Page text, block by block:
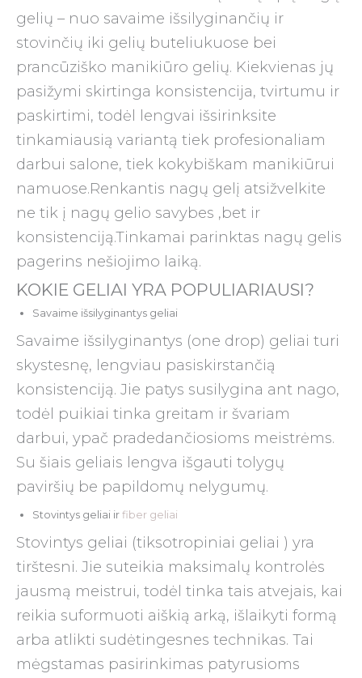
gelių – nuo savaime išsilyginančių ir
stovinčių iki gelių buteliukuose bei
prancūziško manikiūro gelių. Kiekvienas jų
pasižymi skirtinga konsistencija, tvirtumu ir
paskirtimi, todėl lengvai išsirinksite
tinkamiausią variantą tiek profesionaliam
darbui salone, tiek kokybiškam manikiūrui
namuose.Renkantis nagų gelį atsižvelkite
ne tik į nagų gelio savybes ,bet ir
konsistenciją.Tinkamai parinktas nagų gelis
pagerins nešiojimo laiką.
KOKIE GELIAI YRA POPULIARIAUSI?
Savaime išsilyginantys geliai
Savaime išsilyginantys (one drop) geliai turi
skystesnę, lengviau pasiskirstančią
konsistenciją. Jie patys susilygina ant nago,
todėl puikiai tinka greitam ir švariam
darbui, ypač pradedančiosioms meistrėms.
Su šiais geliais lengva išgauti tolygų
paviršių be papildomų nelygumų.
Stovintys geliai ir fiber geliai
Stovintys geliai (tiksotropiniai geliai ) yra
tirštesni. Jie suteikia maksimalų kontrolės
jausmą meistrui, todėl tinka tais atvejais, kai
reikia suformuoti aiškią arką, išlaikyti formą
arba atlikti sudėtingesnes technikas. Tai
mėgstamas pasirinkimas patyrusioms